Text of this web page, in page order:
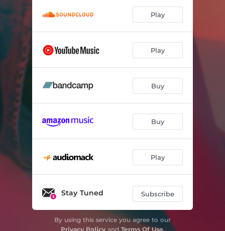
Play
Play
Buy
Buy
Play
Stay Tuned Subscribe
By using this service you agree to our
Privacy Policyand Terms Of Use.